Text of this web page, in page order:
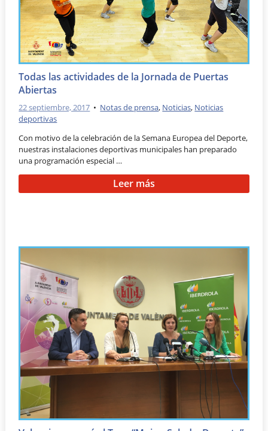
Todas las actividades de la Jornada de Puertas
Abiertas
22 septiembre, 2017 • Notas de prensa, Noticias, Noticias
deportivas
Con motivo de la celebración de la Semana Europea del Deporte,
nuestras instalaciones deportivas municipales han preparado
una programación especial …
Leer más